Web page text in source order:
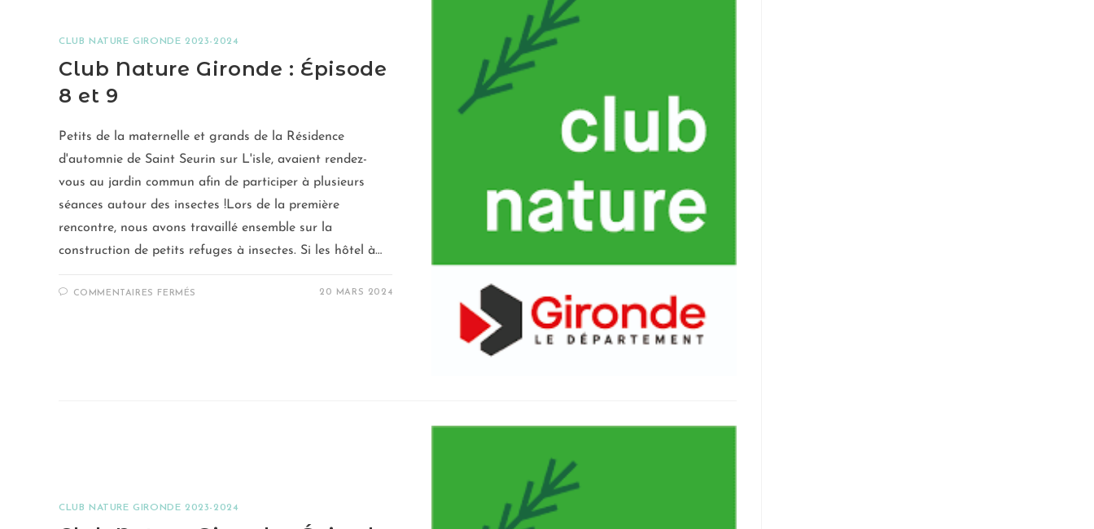
CLUB NATURE GIRONDE 2023-2024
Club Nature Gironde : Épisode
8 et 9
Petits de la maternelle et grands de la Résidence
d'automnie de Saint Seurin sur L'isle, avaient rendez-
vous au jardin commun afin de participer à plusieurs
séances autour des insectes !Lors de la première
rencontre, nous avons travaillé ensemble sur la
construction de petits refuges à insectes. Si les hôtel à…
COMMENTAIRES FERMÉS 20 MARS 2024
CLUB NATURE GIRONDE 2023-2024